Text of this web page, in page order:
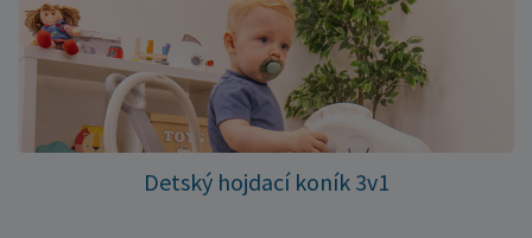
Detský hojdací koník 3v1